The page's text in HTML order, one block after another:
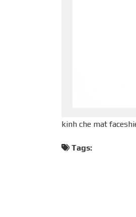
kinh che mat
Tags: